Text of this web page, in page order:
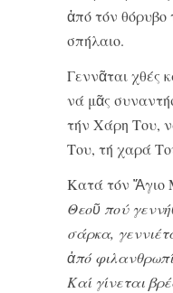
ἀπό τόν θόρυβο
σπήλαιο.
Γεννᾶται χθές
νά μᾶς
τήν Χάρη Του,
Του, τή χαρά
Κατά τόν Ἅγιο
Θεοῦ πού
σάρκα,
ἀπό
Καί γίνεται